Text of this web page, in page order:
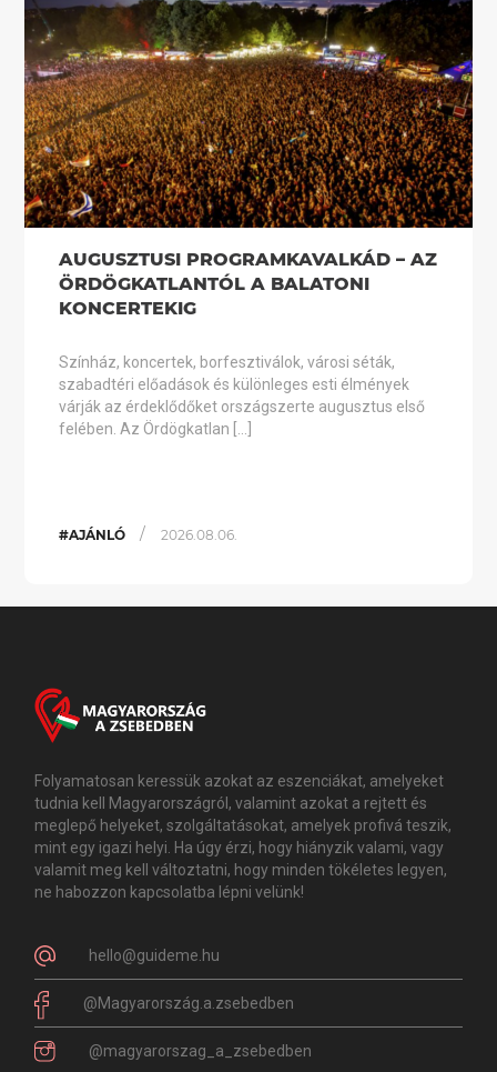
AUGUSZTUSI PROGRAMKAVALKÁD – AZ
ÖRDÖGKATLANTÓL A BALATONI
KONCERTEKIG
Színház, koncertek, borfesztiválok, városi séták,
szabadtéri előadások és különleges esti élmények
várják az érdeklődőket országszerte augusztus első
felében. Az Ördögkatlan […]
#AJÁNLÓ / 2026.08.06.
Folyamatosan keressük azokat az eszenciákat, amelyeket
tudnia kell Magyarországról, valamint azokat a rejtett és
meglepő helyeket, szolgáltatásokat, amelyek profivá teszik,
mint egy igazi helyi. Ha úgy érzi, hogy hiányzik valami, vagy
valamit meg kell változtatni, hogy minden tökéletes legyen,
ne habozzon kapcsolatba lépni velünk!
hello@guideme.hu
@Magyarország.a.zsebedben
@magyarorszag_a_zsebedben